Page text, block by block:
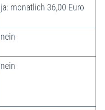
ja: monatlich 36,00 Euro
nein
nein